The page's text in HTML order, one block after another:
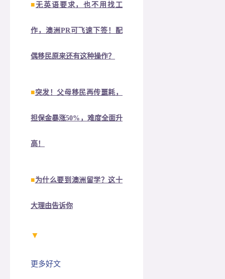
■无英语要求，也不用找工
作，澳洲PR可飞速下签！配
偶移民原来还有这种操作？
■突发！父母移民再传噩耗，
担保金暴涨50%，难度全面升
高！
■为什么要到澳洲留学？这十
大理由告诉你
▼
更多好文